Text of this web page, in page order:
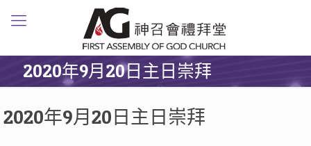
2020年9月20日主日崇拜
2020年9月20日主日崇拜